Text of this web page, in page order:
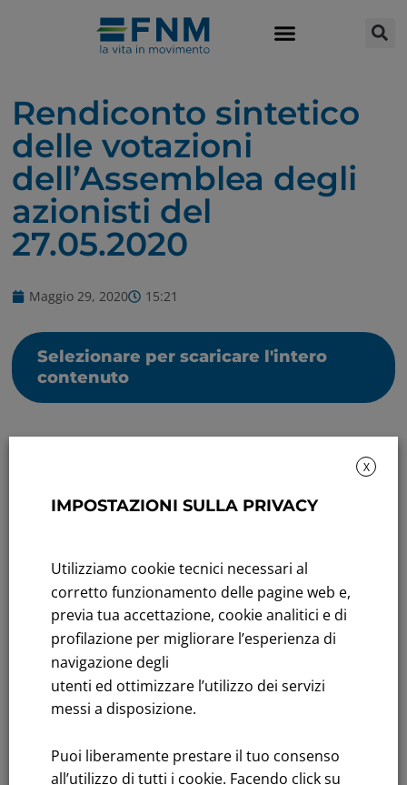
Rendiconto sintetico
delle votazioni
dell’Assemblea degli
azionisti del
27.05.2020
Maggio 29, 2020 15:21
Selezionare per scaricare l'intero
contenuto
Andamento titolo: Il titolo in Borsa
Bandi di gara: Ultimi bandi
FNM S.p.A.
Sede in Milano, Piazzale Cadorna, 14
fnm@legalmail.it
Iscrizione Registro Imprese
X
IMPOSTAZIONI SULLA PRIVACY
Utilizziamo cookie tecnici necessari al
corretto funzionamento delle pagine web e,
previa tua accettazione, cookie analitici e di
profilazione per migliorare l’esperienza di
navigazione degli
utenti ed ottimizzare l’utilizzo dei servizi
messi a disposizione.
Puoi liberamente prestare il tuo consenso
all’utilizzo di tutti i cookie. Facendo click su